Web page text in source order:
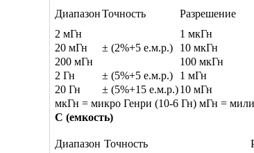
ДиапазонТочность Разрешение
2 мГн
± (2%+5 е.м.р.)
1 мкГн
20 мГн
10 мкГн
200 мГн
100 мкГн
2 Гн
± (5%+5 е.м.р.) 1 мГн
20 Гн
± (5%+15 е.м.р.)10 мГн
мкГн = микро Генри (10-6 Гн) мГн =
C (емкость)
Диапазон Точность